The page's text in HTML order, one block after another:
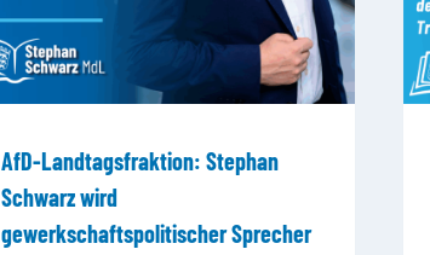
AfD-Landtagsfraktion: Stephan
Schwarz wird
gewerkschaftspolitischer Sprecher